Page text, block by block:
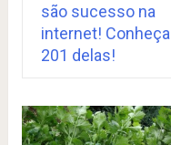
são sucesso na
internet! Conheça
201 delas!